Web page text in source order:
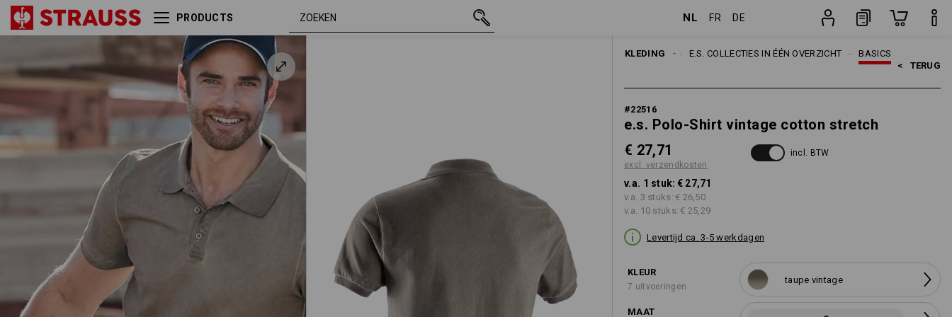
PRODUCTS NL FR DE
KLEDING BASICS
E.S. COLLECTIES IN ÉÉN OVERZICHT
ONDERWERPEN
< TERUG
#22516
e.s. Polo-Shirt vintage cotton stretch
€ 27,71
excl. verzendkosten
incl. BTW
v.a. 1 stuk: € 27,71
v.a. 3 stuks: € 26,50
v.a. 10 stuks: € 25,29
Levertijd ca. 3-5 werkdagen
KLEUR
7 uitvoeringen
taupe vintage
MAAT
e.s. Polo-Shirt vintage cotton
S